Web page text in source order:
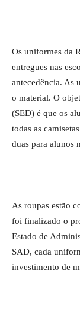
Os uniformes da
entregues nas
antecedência. As
o material. O
(SED) é que os
todas as
duas para alunos
As roupas estão
foi finalizado o
Estado de
SAD, cada
investimento de